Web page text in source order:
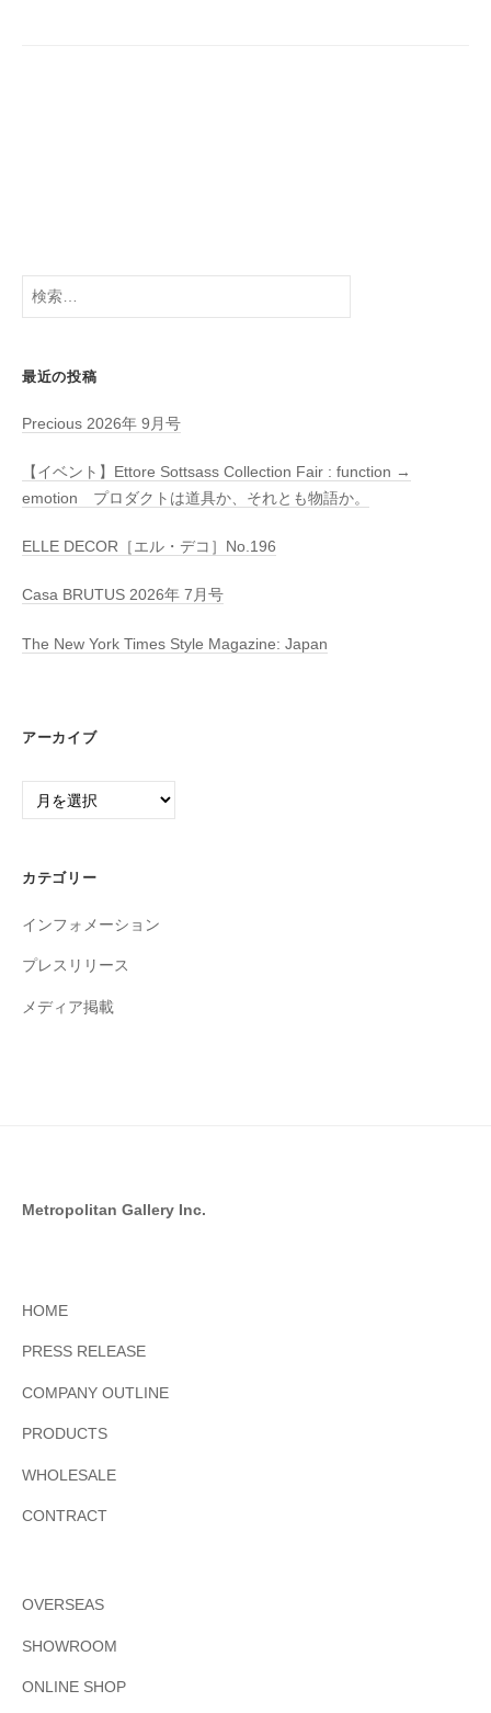
検
索:
最近の投稿
Precious 2026年 9月号
【イベント】Ettore Sottsass Collection Fair : function →
emotion プロダクトは道具か、それとも物語か。
ELLE DECOR［エル・デコ］No.196
Casa BRUTUS 2026年 7月号
The New York Times Style Magazine: Japan
アーカイブ
ア
ブ
カテゴリー
インフォメーション
プレスリリース
メディア掲載
Metropolitan Gallery Inc.
HOME
PRESS RELEASE
COMPANY OUTLINE
PRODUCTS
WHOLESALE
CONTRACT
OVERSEAS
SHOWROOM
ONLINE SHOP